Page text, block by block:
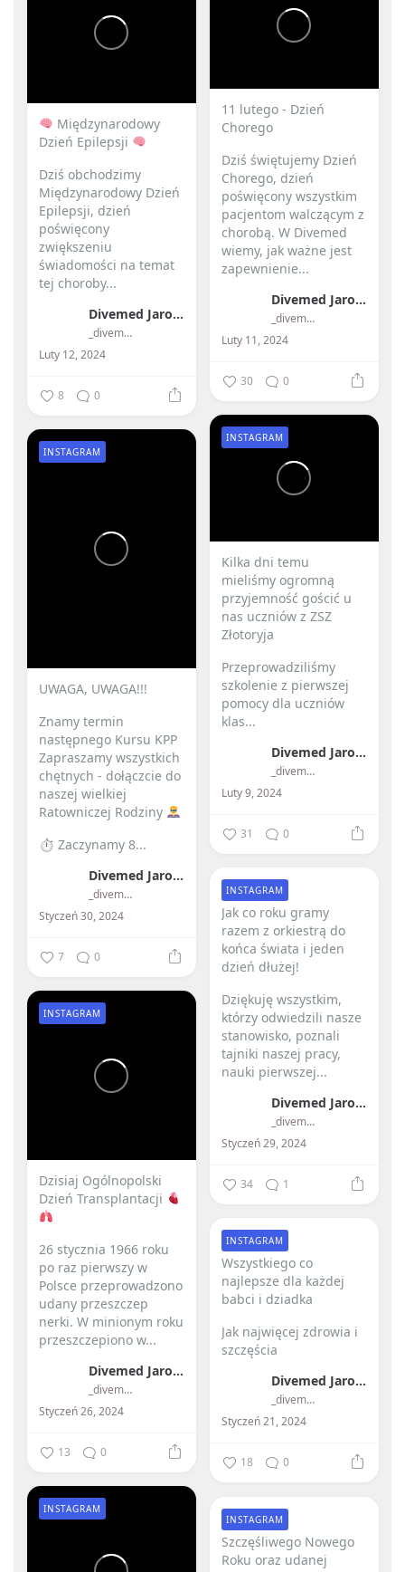
Międzynarodowy
Dzień Epilepsji
Dziś obchodzimy
Międzynarodowy Dzień
Epilepsji, dzień
poświęcony
zwiększeniu
świadomości na temat
tej choroby...
Divemed Jarosław Przybylski
_divemed_
Luty 12, 2024
8 0
11 lutego - Dzień
Chorego
Dziś świętujemy Dzień
Chorego, dzień
poświęcony wszystkim
pacjentom walczącym z
chorobą. W Divemed
wiemy, jak ważne jest
zapewnienie...
Divemed Jarosław Przybylski
_divemed_
Luty 11, 2024
30 0
Kilka dni temu
mieliśmy ogromną
przyjemność gościć u
nas uczniów z ZSZ
Złotoryja
Przeprowadziliśmy
szkolenie z pierwszej
pomocy dla uczniów
klas...
Divemed Jarosław Przybylski
_divemed_
Luty 9, 2024
INSTAGRAM
31 0
UWAGA, UWAGA!!!
Znamy termin
następnego Kursu KPP
Zapraszamy wszystkich
chętnych - dołączcie do
naszej wielkiej
Ratowniczej Rodziny
⏱ Zaczynamy 8...
Divemed Jarosław Przybylski
_divemed_
Styczeń 30, 2024
INSTAGRAM
7 0
Jak co roku gramy
razem z orkiestrą do
końca świata i jeden
dzień dłużej! ️
Dziękuję wszystkim,
którzy odwiedzili nasze
stanowisko, poznali
tajniki naszej pracy,
nauki pierwszej...
Divemed Jarosław Przybylski
_divemed_
Styczeń 29, 2024
INSTAGRAM
34 1
Dzisiaj Ogólnopolski
Dzień Transplantacji
26 stycznia 1966 roku
po raz pierwszy w
Polsce przeprowadzono
udany przeszczep
nerki. W minionym roku
przeszczepiono w...
Divemed Jarosław Przybylski
_divemed_
Styczeń 26, 2024
INSTAGRAM
13 0
Wszystkiego co
najlepsze dla każdej
babci i dziadka ️
Jak najwięcej zdrowia i
szczęścia
Divemed Jarosław Przybylski
_divemed_
Styczeń 21, 2024
INSTAGRAM
18 0
INSTAGRAM
Szczęśliwego Nowego
Roku oraz udanej
INSTAGRAM